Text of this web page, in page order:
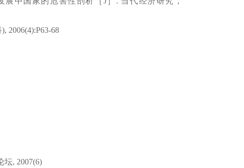
), 2006(4):P63-68
坛, 2007(6)